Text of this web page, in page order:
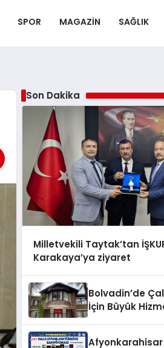
SPOR MAGAZIN SAĞLIK
Son Dakika
Milletvekili Taytak’tan
Karakaya’ya ziyaret
Bolvadin’de
İçin Büyük